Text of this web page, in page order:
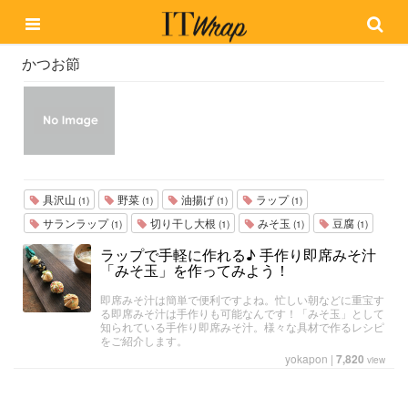
かつお節
具沢山 (1) 野菜 (1) 油揚げ (1) ラップ(1)
サランラップ(1) 切り干し大根 (1) みそ玉 (1) 豆腐 (1)
ラップで手軽に作れる♪ 手作り即席みそ汁
「みそ玉」を作ってみよう！
即席みそ汁は簡単で便利ですよね。忙しい朝などに重宝す
る即席みそ汁は手作りも可能なんです！「みそ玉」として
知られている手作り即席みそ汁。様々な具材で作るレシピ
をご紹介します。
yokapon | 7,820 view